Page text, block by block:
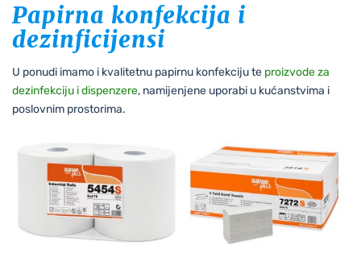
Papirna konfekcija i
dezinficijensi
U ponudi imamo i kvalitetnu papirnu konfekciju te proizvode za
dezinfekciju i dispenzere, namijenjene uporabi u kućanstvima i
poslovnim prostorima.